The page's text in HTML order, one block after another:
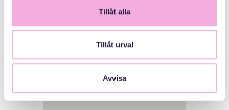
Tillåt alla
Tillåt urval
Avvisa
1